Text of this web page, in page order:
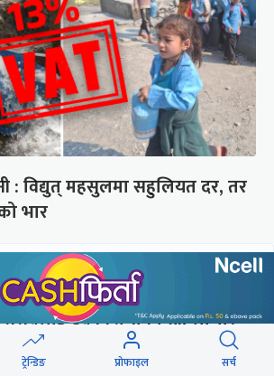
: विद्युत् महसुलमा सहुलियत दर, तर
भार
?
संसद्लाई टेर्दैनन् प्रधानमन्त्री, लाचार
छन् सभामुख
ट्रेन्डिङ प्रोफाइल सर्च